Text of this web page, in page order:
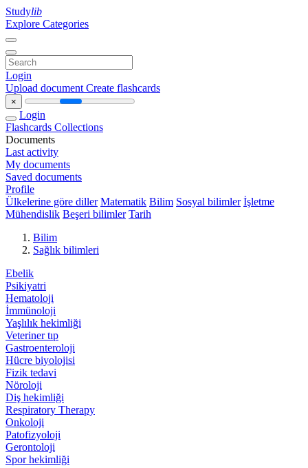
Studylib
Explore Categories
Login
Upload document Create flashcards
×
Login
Flashcards Collections
Documents
Last activity
My documents
Saved documents
Profile
Ülkelerine göre diller Matematik Bilim Sosyal bilimler İşletme
Mühendislik Beşeri bilimler Tarih
Bilim
Sağlık bilimleri
Ebelik
Psikiyatri
Hematoloji
İmmünoloji
Yaşlılık hekimliği
Veteriner tıp
Gastroenteroloji
Hücre biyolojisi
Fizik tedavi
Nöroloji
Diş hekimliği
Respiratory Therapy
Onkoloji
Patofizyoloji
Gerontoloji
Spor hekimliği